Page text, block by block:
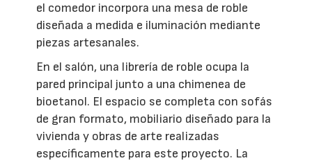
el comedor incorpora una mesa de roble
diseñada a medida e iluminación mediante
piezas artesanales.
En el salón, una librería de roble ocupa la
pared principal junto a una chimenea de
bioetanol. El espacio se completa con sofás
de gran formato, mobiliario diseñado para la
vivienda y obras de arte realizadas
específicamente para este proyecto. La